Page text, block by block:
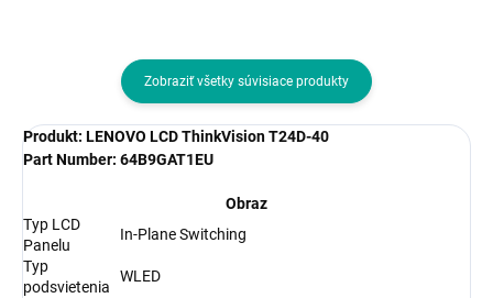
Zobraziť všetky súvisiace produkty
Produkt: LENOVO LCD ThinkVision T24D-40
Part Number: 64B9GAT1EU
Obraz
Typ LCD
Panelu
In-Plane Switching
Typ
podsvietenia
WLED